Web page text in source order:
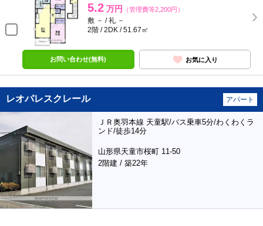
5.2 万円 （管理費等2,200円）
敷 － / 礼 －
2階 / 2DK / 51.67㎡
お問い合わせ(無料) お気に入り
レオパレスクレール アパート
ＪＲ奥羽本線 天童駅/バス乗車5分/わくわくラ
ンド/徒歩14分
山形県天童市桜町 11-50
2階建 / 築22年